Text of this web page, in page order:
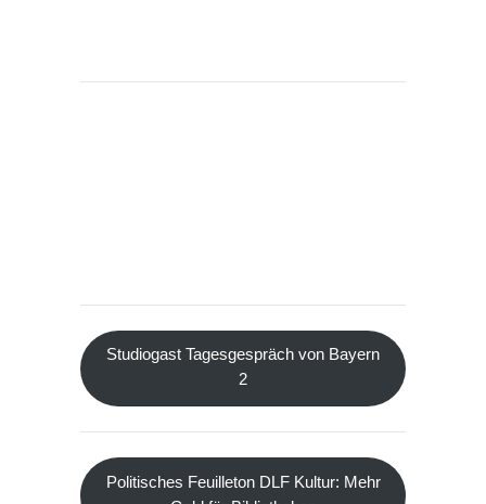
Studiogast Tagesgespräch von Bayern
2
Politisches Feuilleton DLF Kultur: Mehr